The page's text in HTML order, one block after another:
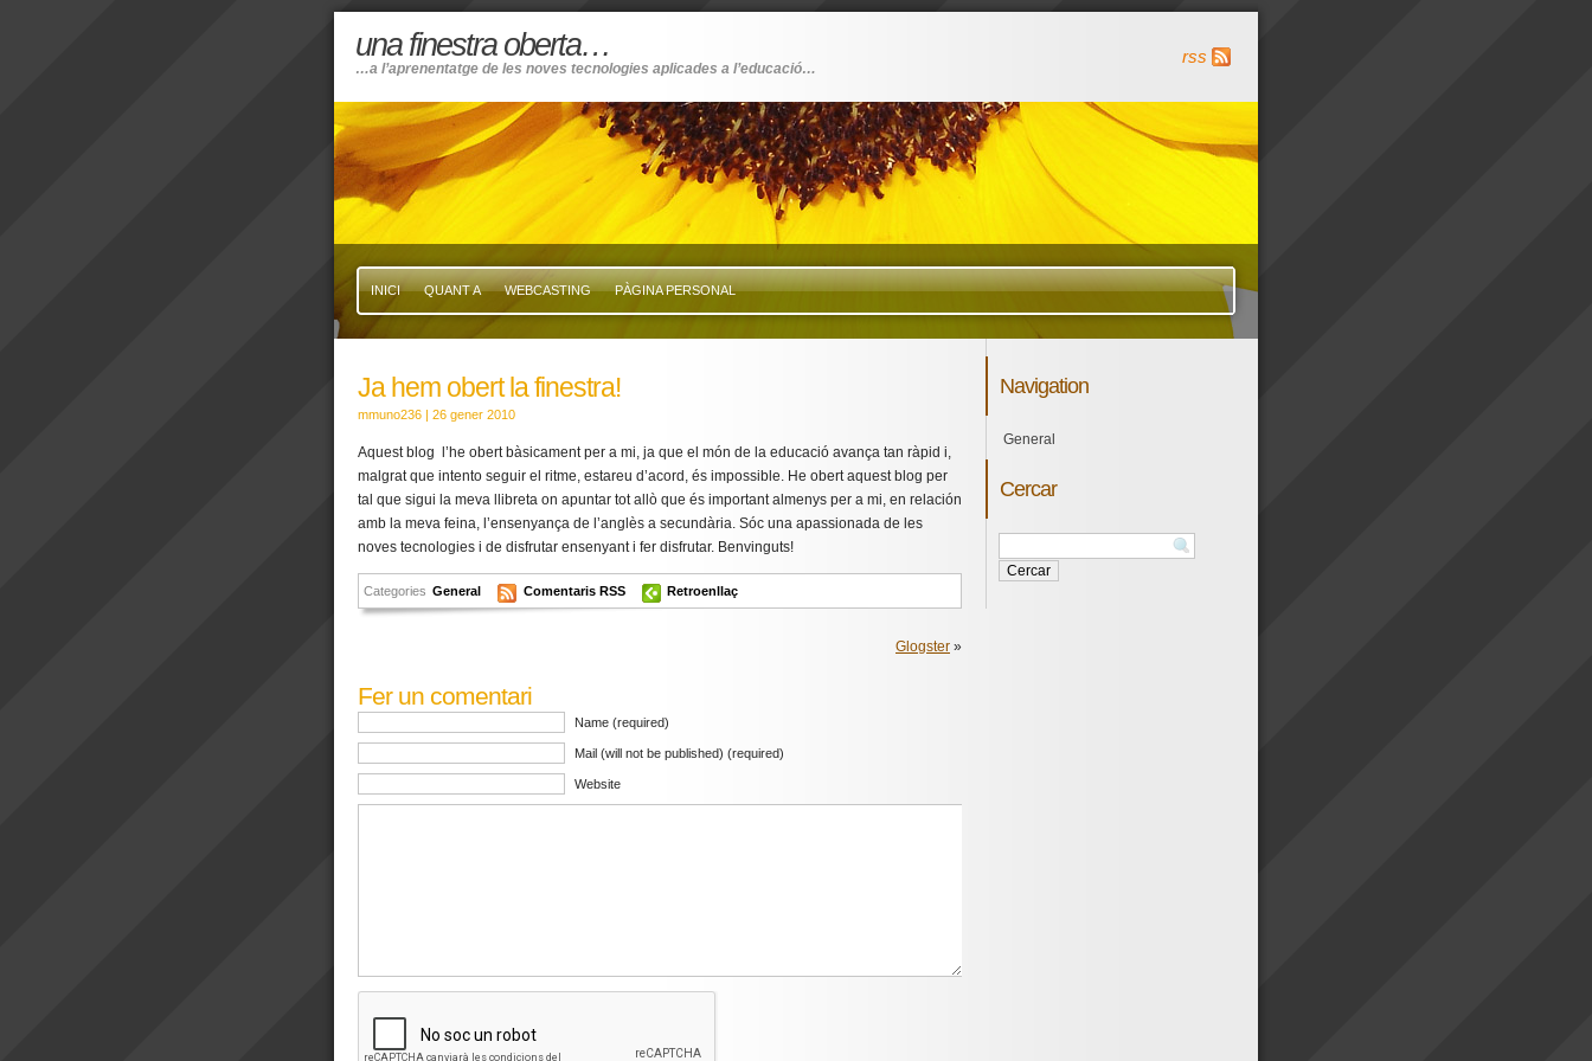
una finestra oberta…
…a l’aprenentatge de les noves tecnologies aplicades a l’educació…
rss
INICI QUANT A WEBCASTING PÀGINA PERSONAL
Ja hem obert la finestra!
mmuno236 | 26 gener 2010
Aquest blog l’he obert bàsicament per a mi, ja que el món de la educació avança tan ràpid i,
malgrat que intento seguir el ritme, estareu d’acord, és impossible. He obert aquest blog per
tal que sigui la meva llibreta on apuntar tot allò que és important almenys per a mi, en relación
amb la meva feina, l’ensenyança de l’anglès a secundària. Sóc una apassionada de les
noves tecnologies i de disfrutar ensenyant i fer disfrutar. Benvinguts!
Categories General Comentaris RSS Retroenllaç
Glogster »
Fer un comentari
Name (required)
Mail (will not be published) (required)
Website
Navigation
General
Cercar